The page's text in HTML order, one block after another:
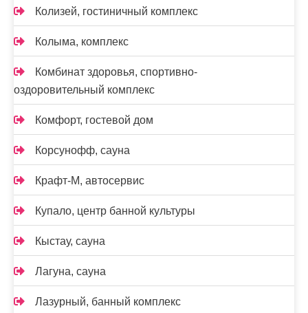
Колизей, гостиничный комплекс
Колыма, комплекс
Комбинат здоровья, спортивно-
оздоровительный комплекс
Комфорт, гостевой дом
Корсунофф, сауна
Крафт-М, автосервис
Купало, центр банной культуры
Кыстау, сауна
Лагуна, сауна
Лазурный, банный комплекс